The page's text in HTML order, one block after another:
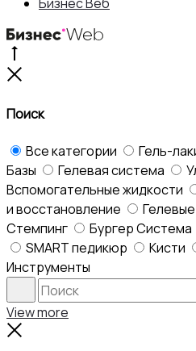
Поиск
Все категории Гель-
Базы
Гелевая система
Вспомогательные жидкости
и восстановление
Стемпинг
Бургер Система
SMART педикюр
Кисти
Инструменты
Search
View more